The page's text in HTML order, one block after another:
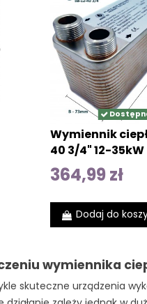
Wymiennik
40 3/4" 12-35kW
364,99 zł
Dodaj do
wymiennika
skuteczne urządzenia